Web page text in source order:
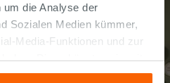
die Analyse der
Sozialen Medien kümmer,
Media-Funktionen und zur
Diese könnten sie mit
Sie ihnen geliefert haben oder